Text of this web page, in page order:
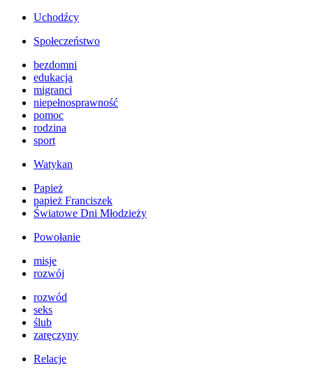
Uchodźcy
Społeczeństwo
bezdomni
edukacja
migranci
niepełnosprawność
pomoc
rodzina
sport
Watykan
Papież
papież Franciszek
Światowe Dni Młodzieży
Powołanie
misje
rozwój
rozwód
seks
ślub
zaręczyny
Relacje